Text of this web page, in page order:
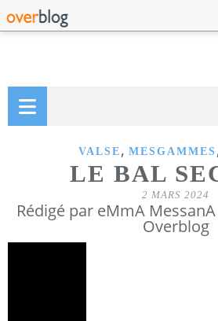
VALSE , MESGAMMES
LE BAL
2 MARS 2024
Rédigé par eMmA
Overblog